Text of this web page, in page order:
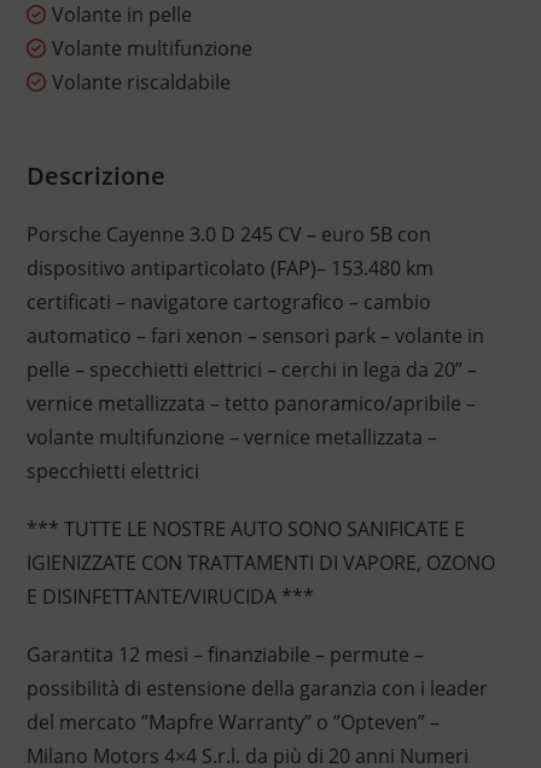
Volante in pelle
Volante multifunzione
Volante riscaldabile
Descrizione
Porsche Cayenne 3.0 D 245 CV – euro 5B con
dispositivo antiparticolato (FAP)– 153.480 km
certificati – navigatore cartografico – cambio
automatico – fari xenon – sensori park – volante in
pelle – specchietti elettrici – cerchi in lega da 20” –
vernice metallizzata – tetto panoramico/apribile –
volante multifunzione – vernice metallizzata –
specchietti elettrici
*** TUTTE LE NOSTRE AUTO SONO SANIFICATE E
IGIENIZZATE CON TRATTAMENTI DI VAPORE, OZONO
E DISINFETTANTE/VIRUCIDA ***
Garantita 12 mesi – finanziabile – permute –
possibilità di estensione della garanzia con i leader
del mercato ”Mapfre Warranty” o ”Opteven” –
Milano Motors 4×4 S.r.l. da più di 20 anni Numeri